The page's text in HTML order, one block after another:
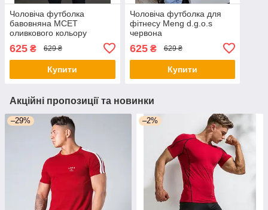
Чоловіча футболка
бавовняна MCET
оливкового кольору
625 ₴ 629 ₴
Купити
Чоловіча футболка для
фітнесу Meng d.g.o.s
червона
625₴ 629 ₴
Купити
Акційні пропозиції та новинки
–29% –2%